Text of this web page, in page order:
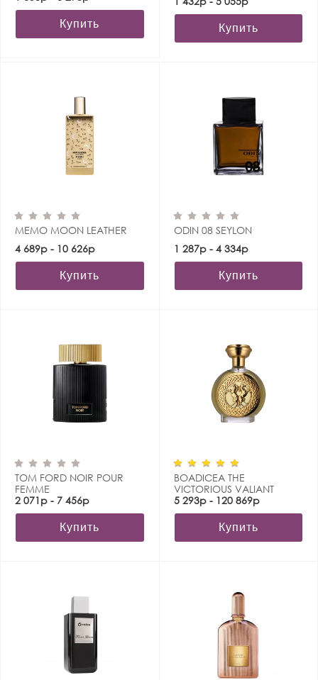
Купить Купить
MEMO MOON LEATHER
4 689р - 10 626р
Купить
ODIN 08 SEYLON
1 287р - 4 334р
Купить
TOM FORD NOIR POUR
FEMME
2 071р - 7 456р
Купить
BOADICEA THE
VICTORIOUS VALIANT
5 293р - 120 869р
Купить